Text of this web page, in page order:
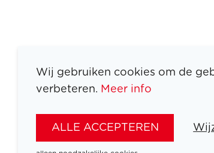
SPELEN
Wij gebruiken cookies om de
verbeteren. Meer info
ALLE ACCEPTEREN